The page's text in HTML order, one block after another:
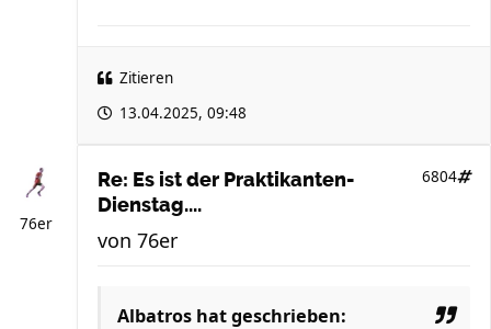
Zitieren
13.04.2025, 09:48
76er
Re: Es ist der Praktikanten-
Dienstag....
6804
von 76er
Albatros hat geschrieben: